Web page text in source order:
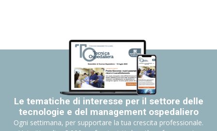
Le tematiche di interesse per il settore delle
tecnologie e del management ospedaliero
Ogni settimana, per supportare la tua crescita professionale.